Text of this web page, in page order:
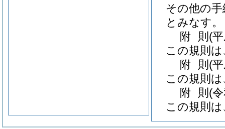
その他の
とみなす。
附 則 (
この規則
附 則 (
この規則
附 則 (
この規則